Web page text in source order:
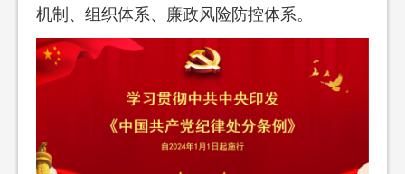
机制、组织体系、廉政风险防控体系。